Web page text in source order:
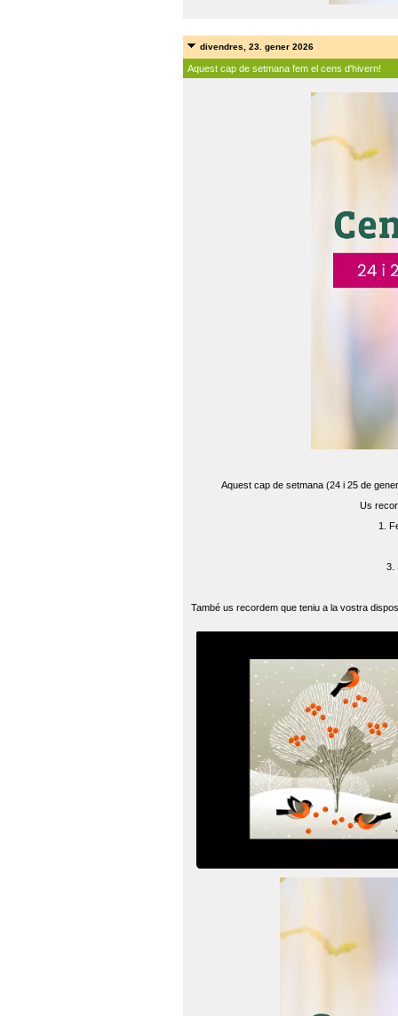
divendres, 23. gener 2026
Aquest cap de setmana fem el cens d'hivern!
Aquest cap de setmana (24 i 25 de
Us
1.
3.
També us recordem que teniu a la vostra